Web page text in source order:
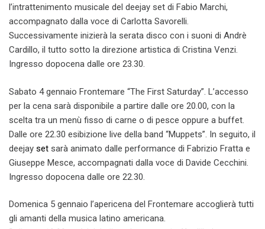
l’intrattenimento musicale del deejay set di Fabio Marchi,
accompagnato dalla voce di Carlotta Savorelli.
Successivamente inizierà la serata disco con i suoni di Andrè
Cardillo, il tutto sotto la direzione artistica di Cristina Venzi.
Ingresso dopocena dalle ore 23.30.
Sabato 4 gennaio Frontemare “The First Saturday”. L’accesso
per la cena sarà disponibile a partire dalle ore 20.00, con la
scelta tra un menù fisso di carne o di pesce oppure a buffet.
Dalle ore 22.30 esibizione live della band “Muppets”. In seguito, il
deejay set sarà animato dalle performance di Fabrizio Fratta e
Giuseppe Mesce, accompagnati dalla voce di Davide Cecchini.
Ingresso dopocena dalle ore 22.30.
Domenica 5 gennaio l’apericena del Frontemare accoglierà tutti
gli amanti della musica latino americana.